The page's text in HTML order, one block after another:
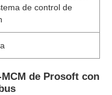
de control de
de Prosoft con